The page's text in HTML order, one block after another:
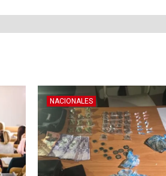
NACIONALES